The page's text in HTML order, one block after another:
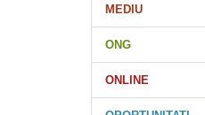
MEDIU
ONG
ONLINE